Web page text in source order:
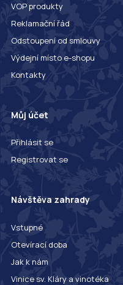
VOP produkty
Reklamační řád
Odstoupení od smlouvy
Výdejní místo e-shopu
Kontakty
Můj účet
Přihlásit se
Registrovat se
Návštěva zahrady
Vstupné
Otevírací doba
Jak k nám
Vinice sv. Kláry a vinotéka